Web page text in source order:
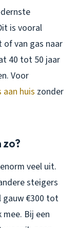
is vooral
of van gas naar
40 tot 50 jaar
Voor
huis zonder
zo?
veel uit.
steigers
gauw €300 tot
Bij een